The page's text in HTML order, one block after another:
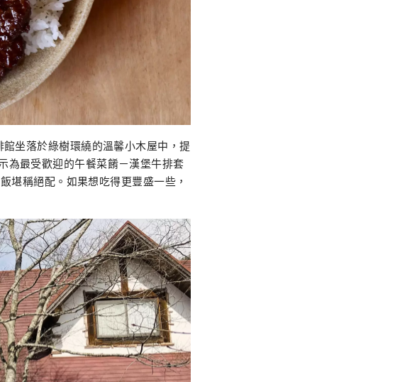
坐落於綠樹環繞的溫馨小木屋中，提
為最受歡迎的午餐菜餚－漢堡牛排套
堪稱絕配。如果想吃得更豐盛一些，